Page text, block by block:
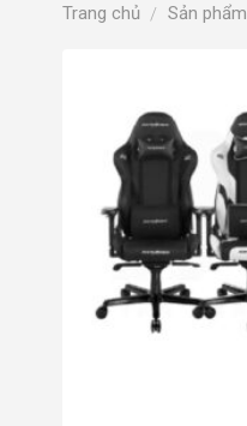
Trang chủ / Sản phẩm